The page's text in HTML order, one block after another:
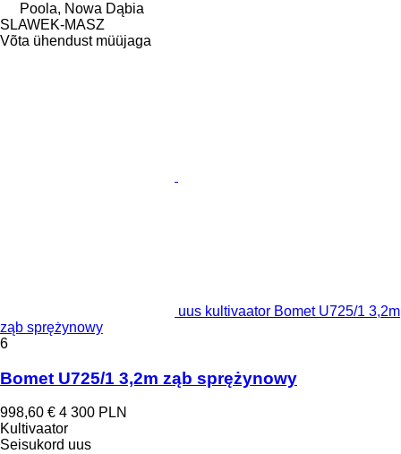
Poola, Nowa Dąbia
SLAWEK-MASZ
Võta ühendust müüjaga
uus kultivaator Bomet U725/1 3,2m
ząb sprężynowy
6
Bomet U725/1 3,2m ząb sprężynowy
998,60 € 4 300 PLN
Kultivaator
Seisukord uus